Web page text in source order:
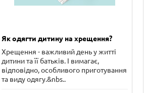
Як одягти дитину на хрещення?
Хрещення - важливий день у житті
дитини та її батьків. І вимагає,
відповідно, особливого приготування
та виду одягу.&nbs..